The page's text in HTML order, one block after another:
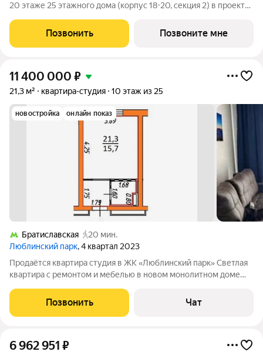
20 этаже 25 этажного дома (корпус 18-20, секция 2) в проекте
пешком до станции метро «Братиславская» и МЦД «Перерва».
11 минут на
Позвонить Позвоните мне
11 400 000 ₽
21,3 м² квартира-студия 10 этаж из 25
новостройка онлайн показ
Братиславская
20 мин.
Люблинский парк, 4 квартал 2023
Продаётся квартира студия в ЖК «Люблинский парк» Светлая
квартира с ремонтом и мебелью в новом монолитном доме
характеристики: состояние: свежий качественный ремонт;
комплектация: полностью
Позвонить Чат
6 962 951 ₽